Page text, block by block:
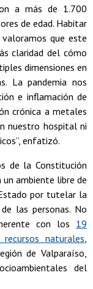
a más de 1.700
de edad. Habitar
que este
claridad del cómo
dimensiones en
La pandemia nos
e inflamación de
crónica a metales
nuestro hospital ni
enfatizó.
de la Constitución
ambiente libre de
por tutelar la
las personas. No
con los 19
naturales
de Valparaíso,
del